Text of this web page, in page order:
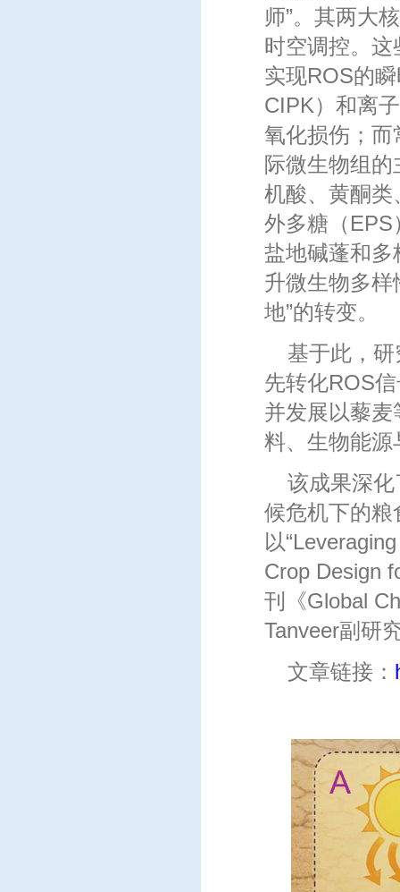
师”。其两大
时空调控。
实现ROS的
CIPK）和离
氧化损伤；而
际微生物组
机酸、黄酮类
外多糖（
盐地碱蓬和多
升微生物多样
地”的转变。
基于此，
先转化ROS
并发展以藜
料、生物能源
该成果深
候危机下的粮
以
Crop Design
刊《Global
Tanveer副研
文章链接：